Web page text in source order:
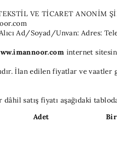
VE TİCARET ANONİM
Ad/Soyad/Unvan: Adres:
internet
İlan edilen fiyatlar ve
satış fiyatı aşağıdaki
Adet